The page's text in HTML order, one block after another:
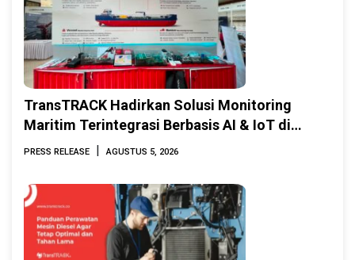
TransTRACK Hadirkan Solusi Monitoring
Maritim Terintegrasi Berbasis AI & IoT di
Indonesia Marine & Offshore Expo (IMOX)
PRESS RELEASE | AGUSTUS 5, 2026